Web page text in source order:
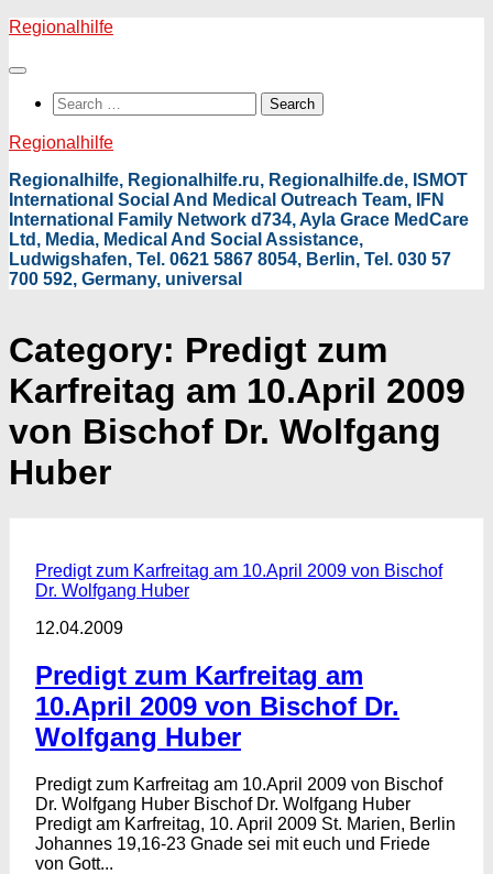
Skip
content
Regionalhilfe
Search
for:
Regionalhilfe
Regionalhilfe, Regionalhilfe.ru, Regionalhilfe.de, ISMOT
International Social And Medical Outreach Team, IFN
International Family Network d734, Ayla Grace MedCare
Ltd, Media, Medical And Social Assistance,
Ludwigshafen, Tel. 0621 5867 8054, Berlin, Tel. 030 57
700 592, Germany, universal
Category: Predigt zum
Karfreitag am 10.April 2009
von Bischof Dr. Wolfgang
Huber
Predigt zum Karfreitag am 10.April 2009 von Bischof
Dr. Wolfgang Huber
12.04.2009
Predigt zum Karfreitag am
10.April 2009 von Bischof Dr.
Wolfgang Huber
Predigt zum Karfreitag am 10.April 2009 von Bischof
Dr. Wolfgang Huber Bischof Dr. Wolfgang Huber
Predigt am Karfreitag, 10. April 2009 St. Marien, Berlin
Johannes 19,16-23 Gnade sei mit euch und Friede
von Gott...